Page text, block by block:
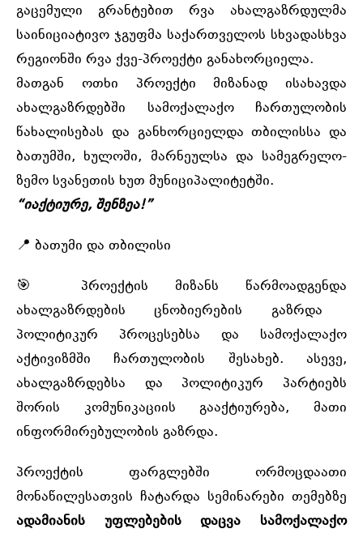
გაცემული გრანტებით რვა ახალგაზრდულმა
საინიციატივო ჯგუფმა საქართველოს სხვადასხვა
რეგიონში რვა ქვე-პროექტი განახორციელა.
მათგან ოთხი პროექტი მიზანად ისახავდა
ახალგაზრდებში სამოქალაქო ჩართულობის
წახალისებას და განხორციელდა თბილისსა და
ბათუმში, ხულოში, მარნეულსა და სამეგრელო-
ზემო სვანეთის ხუთ მუნიციპალიტეტში.
“იაქტიურე, შენზეა!”
📍 ბათუმი და თბილისი
🎯 პროექტის მიზანს წარმოადგენდა
ახალგაზრდების ცნობიერების გაზრდა
პოლიტიკურ პროცესებსა და სამოქალაქო
აქტივიზმში ჩართულობის შესახებ. ასევე,
ახალგაზრდებსა და პოლიტიკურ პარტიებს
შორის კომუნიკაციის გააქტიურება, მათი
ინფორმირებულობის გაზრდა.
პროექტის ფარგლებში ორმოცდაათი
მონაწილესათვის ჩატარდა სემინარები თემებზე
ადამიანის უფლებების დაცვა სამოქალაქო